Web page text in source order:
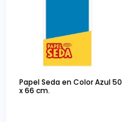
Papel Seda en Color Azul 50
x 66 cm.